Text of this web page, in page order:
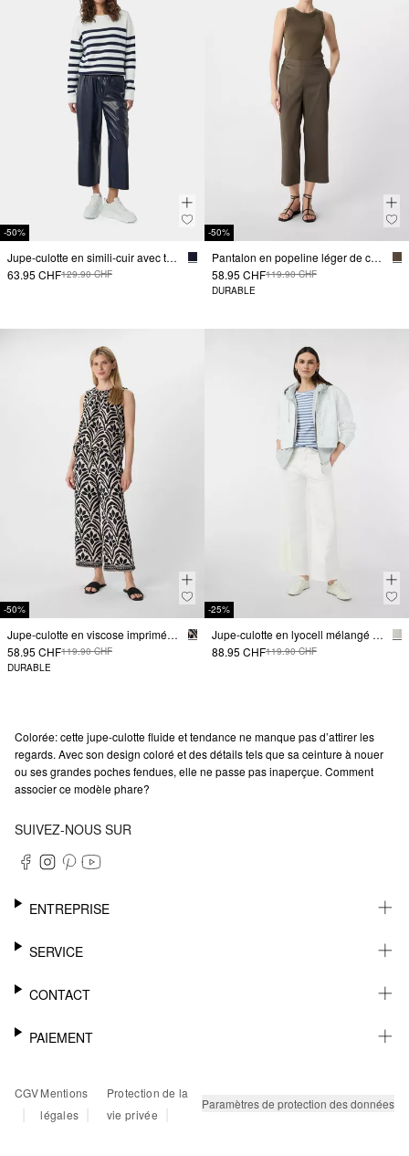
-50%
Jupe-culotte en simili-cuir avec taille élastiquée
63.95 CHF129.90 CHF
-50%
Pantalon en popeline léger de coupe Relaxed Fit à ceinture élastique
58.95 CHF119.90 CHF
DURABLE
-50%
Jupe-culotte en viscose imprimée de toutes parts
58.95 CHF119.90 CHF
DURABLE
-25%
Jupe-culotte en lyocell mélangé avec pli
88.95 CHF119.90 CHF
Colorée: cette jupe-culotte fluide et tendance ne manque pas d’attirer les
regards. Avec son design coloré et des détails tels que sa ceinture à nouer
ou ses grandes poches fendues, elle ne passe pas inaperçue. Comment
associer ce modèle phare?
SUIVEZ-NOUS SUR
ENTREPRISE
CARRIÈRE
SERVICE
NEWSLETTER
MÉMO
RETOURS
FAQ
CONTACT
AIDE
PAIEMENT
PAYPAL
CARTE BANCAIRE
CGV
|
Mentions
légales |
Protection de la
vie privée
| Paramètres de protection des données